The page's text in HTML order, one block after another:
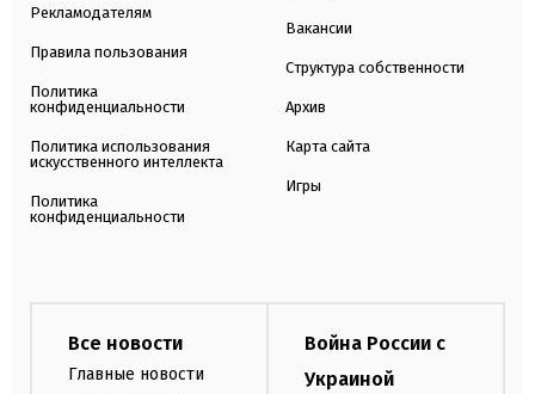
Рекламодателям
Правила пользования
Политика
конфиденциальности
Политика использования
искусственного интеллекта
Политика
конфиденциальности
Вакансии
Структура собственности
Архив
Карта сайта
Игры
Все новости
Главные новости
Война России с
Украиной